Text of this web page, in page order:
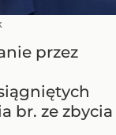
przez
br. ze zbycia